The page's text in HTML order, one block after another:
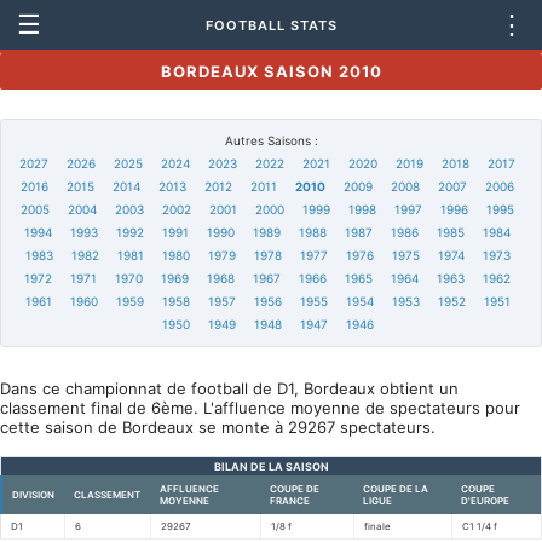
☰ FOOTBALL STATS ⋮
BORDEAUX SAISON 2010
Autres Saisons :
2027
2026 2025 2024 2023 2022 2021 2020 2019 2018
2017
2016
2015 2014 2013 2012 2011 2010 2009 2008 2007
2006
2005
2004 2003 2002 2001 2000 1999 1998 1997 1996
1995
1994
1993 1992 1991 1990 1989 1988 1987 1986 1985
1984
1983
1982 1981 1980 1979 1978 1977 1976 1975 1974
1973
1972
1971 1970 1969 1968 1967 1966 1965 1964 1963
1962
1961
1960 1959 1958 1957 1956 1955 1954 1953 1952
1951
1950
1949 1948 1947 1946
Dans ce championnat de football de D1, Bordeaux obtient un
classement final de 6ème. L'affluence moyenne de spectateurs pour
cette saison de Bordeaux se monte à 29267 spectateurs.
BILAN DE LA SAISON
DIVISION CLASSEMENT
AFFLUENCE
MOYENNE
COUPE DE
FRANCE
COUPE DE LA
LIGUE
COUPE
D'EUROPE
D1 6 29267 1/8 f finale C1 1/4 f